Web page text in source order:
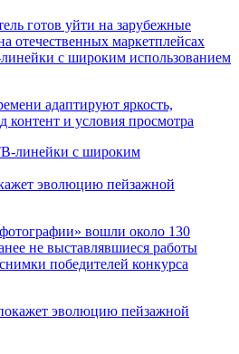
с широким использованием
адаптируют яркость,
контент и условия просмотра
эволюцию пейзажной
вошли около 130
не выставлявшиеся работы
победителей конкурса